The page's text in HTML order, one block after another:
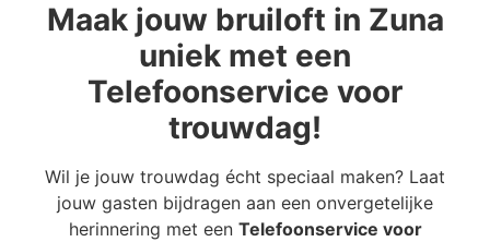
Maak jouw bruiloft in Zuna
uniek met een
Telefoonservice voor
trouwdag!
Wil je jouw trouwdag écht speciaal maken? Laat
jouw gasten bijdragen aan een onvergetelijke
herinnering met een Telefoonservice voor